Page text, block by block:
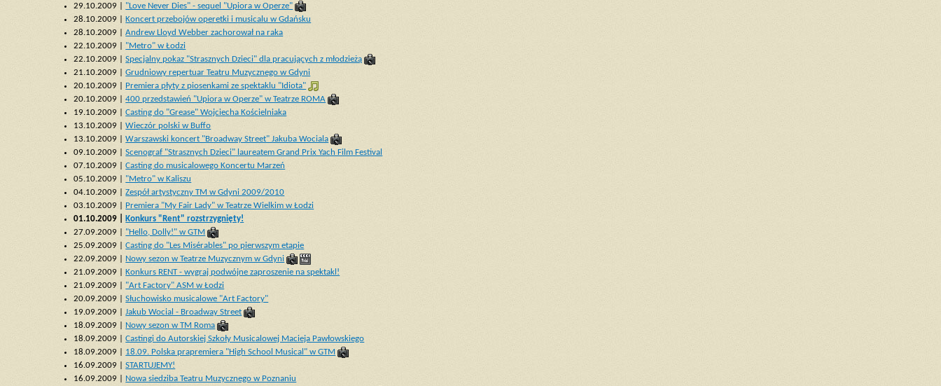
29.10.2009 | "Love Never Dies" - sequel "Upiora w Operze"
28.10.2009 |Koncert przebojów operetki i musicalu w Gdańsku
28.10.2009 |Andrew Lloyd Webber zachorował na raka
22.10.2009 | "Metro" w Łodzi
22.10.2009 |Specjalny pokaz "Strasznych Dzieci" dla pracujących z młodzieżą
21.10.2009 |Grudniowy repertuar Teatru Muzycznego w Gdyni
20.10.2009 | Premiera płyty z piosenkami ze spektaklu "Idiota"
20.10.2009 |400 przedstawień "Upiora w Operze" w Teatrze ROMA
19.10.2009 |Casting do "Grease" Wojciecha Kościelniaka
13.10.2009 |Wieczór polski w Buffo
13.10.2009 |Warszawski koncert "Broadway Street" Jakuba Wociala
09.10.2009 |Scenograf "Strasznych Dzieci" laureatem Grand Prix Yach Film Festival
07.10.2009 |Casting do musicalowego Koncertu Marzeń
05.10.2009 | "Metro" w Kaliszu
04.10.2009 |Zespół artystyczny TM w Gdyni 2009/2010
03.10.2009 | Premiera "My Fair Lady" w Teatrze Wielkim w Łodzi
01.10.2009 |
Konkurs "Rent" rozstrzygnięty!
27.09.2009 | "Hello, Dolly!" w GTM
25.09.2009 |Casting do "Les Misérables" po pierwszym etapie
22.09.2009 | Nowy sezon w Teatrze Muzycznym w Gdyni
21.09.2009 |Konkurs RENT - wygraj podwójne zaproszenie na spektakl!
21.09.2009 | "Art Factory" ASM w Łodzi
20.09.2009 |Słuchowisko musicalowe "Art Factory"
19.09.2009 |
Jakub Wocial - Broadway Street
18.09.2009 | Nowy sezon w TM Roma
18.09.2009 |Castingi do Autorskiej Szkoły Musicalowej Macieja Pawłowskiego
18.09.2009 | 18.09. Polska prapremiera "High School Musical" w GTM
16.09.2009 |STARTUJEMY!
16.09.2009 | Nowa siedziba Teatru Muzycznego w Poznaniu